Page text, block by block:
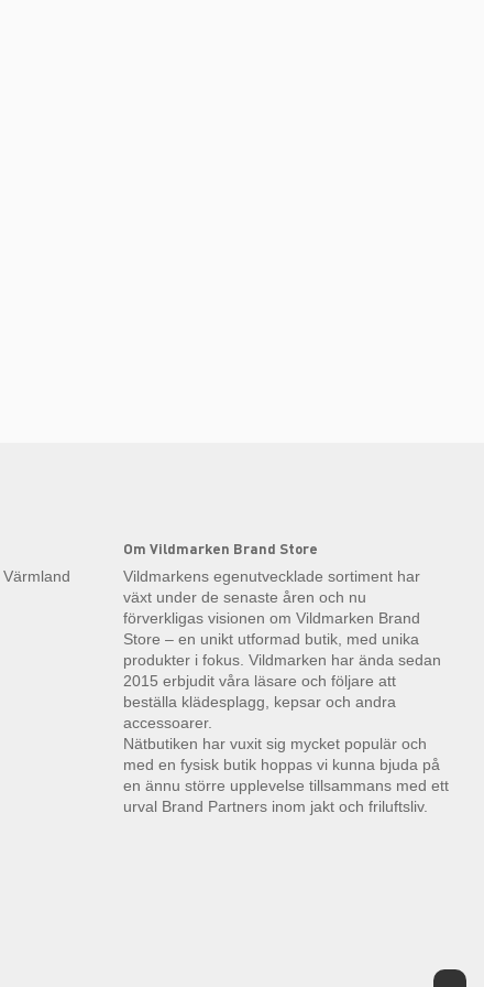
Om Vildmarken Brand Store
Vildmarkens egenutvecklade sortiment har
växt under de senaste åren och nu
förverkligas visionen om Vildmarken Brand
Store – en unikt utformad butik, med unika
produkter i fokus. Vildmarken har ända sedan
2015 erbjudit våra läsare och följare att
beställa klädesplagg, kepsar och andra
accessoarer.
Nätbutiken har vuxit sig mycket populär och
med en fysisk butik hoppas vi kunna bjuda på
en ännu större upplevelse tillsammans med ett
urval Brand Partners inom jakt och friluftsliv.